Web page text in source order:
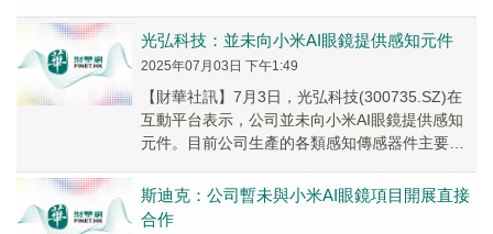
光弘科技：並未向小米AI眼鏡提供感知元件
2025年07月03日 下午1:49
【財華社訊】7月3日，光弘科技(300735.SZ)在
互動平台表示，公司並未向小米AI眼鏡提供感知
元件。目前公司生產的各類感知傳感器件主要應
斯迪克：公司暫未與小米AI眼鏡項目開展直接
合作